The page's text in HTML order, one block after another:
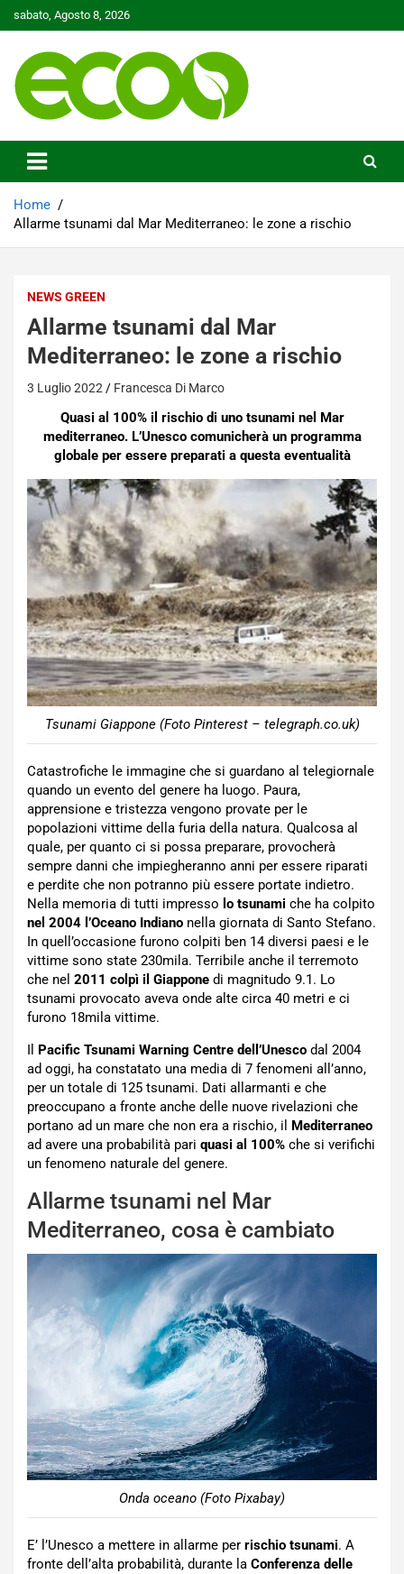
to
sabato, Agosto 8, 2026
Ecoo.it
Home
Allarme tsunami dal Mar Mediterraneo: le zone a rischio
NEWS GREEN
Allarme tsunami dal Mar
Mediterraneo: le zone a rischio
3 Luglio 2022 Francesca Di Marco
Quasi al 100% il rischio di uno tsunami nel Mar
mediterraneo. L’Unesco comunicherà un programma
globale per essere preparati a questa eventualità
Tsunami Giappone (Foto Pinterest – telegraph.co.uk)
Catastrofiche le immagine che si guardano al telegiornale
quando un evento del genere ha luogo. Paura,
apprensione e tristezza vengono provate per le
popolazioni vittime della furia della natura. Qualcosa al
quale, per quanto ci si possa preparare, provocherà
sempre danni che impiegheranno anni per essere riparati
e perdite che non potranno più essere portate indietro.
Nella memoria di tutti impresso lo tsunami che ha colpito
nel 2004 l’Oceano Indiano nella giornata di Santo Stefano.
In quell’occasione furono colpiti ben 14 diversi paesi e le
vittime sono state 230mila. Terribile anche il terremoto
che nel 2011 colpì il Giappone di magnitudo 9.1. Lo
tsunami provocato aveva onde alte circa 40 metri e ci
furono 18mila vittime.
Il Pacific Tsunami Warning Centre dell’Unesco dal 2004
ad oggi, ha constatato una media di 7 fenomeni all’anno,
per un totale di 125 tsunami. Dati allarmanti e che
preoccupano a fronte anche delle nuove rivelazioni che
portano ad un mare che non era a rischio, il Mediterraneo
ad avere una probabilità pari quasi al 100% che si verifichi
un fenomeno naturale del genere.
Allarme tsunami nel Mar
Mediterraneo, cosa è cambiato
Onda oceano (Foto Pixabay)
E’ l’Unesco a mettere in allarme per rischio tsunami. A
fronte dell’alta probabilità, durante la Conferenza delle